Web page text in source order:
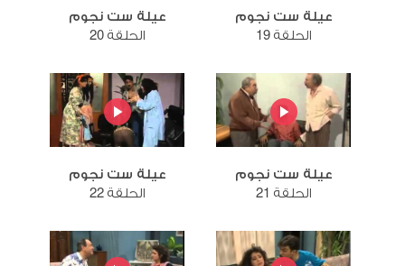
عيلة ست نجوم
الحلقة 19
عيلة ست نجوم
الحلقة 20
عيلة ست نجوم
الحلقة 21
عيلة ست نجوم
الحلقة 22